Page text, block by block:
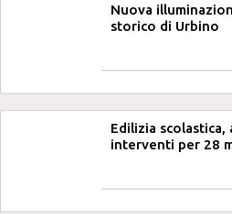
Nuova
storico di Urbino
Edilizia
interventi per 28